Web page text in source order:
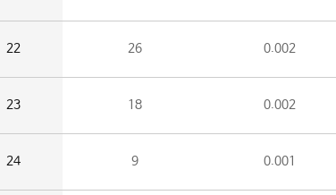
22 26 0.002
23 18 0.002
24 9 0.001